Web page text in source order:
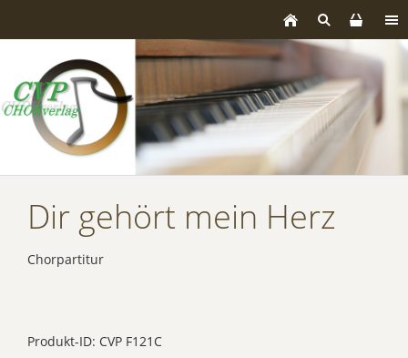
Dir gehört mein Herz
Chorpartitur
Produkt-ID: CVP F121C